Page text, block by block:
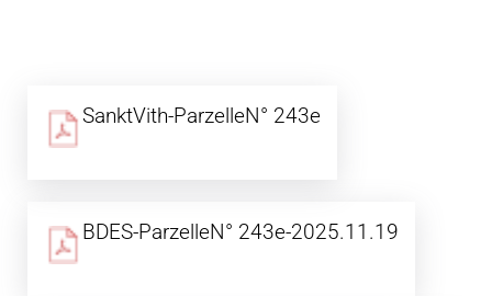
SanktVith-ParzelleN° 243e
BDES-ParzelleN° 243e-2025.11.19